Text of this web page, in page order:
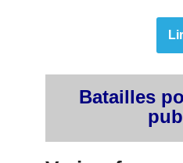
Batailles